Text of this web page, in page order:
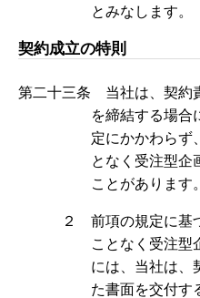
とみなします。
契約成立の特則
第二十三条 当社は、契約
を締結する場合
定にかかわらず
となく受注型企
ことがあります。
２ 前項の規定に基
ことなく受注型
には、当社は、
た書面を交付す